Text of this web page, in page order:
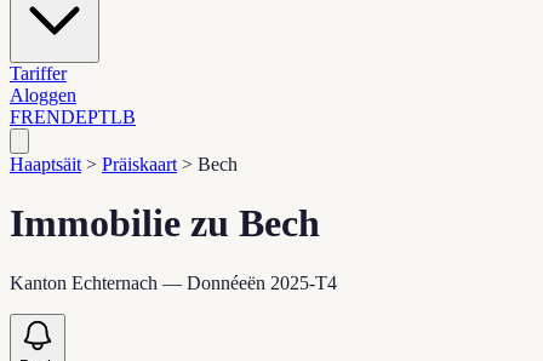
Tariffer
Aloggen
FRENDEPTLB
Haaptsäit > Präiskaart > Bech
Immobilie zu Bech
Kanton Echternach — Donnéeën 2025-T4